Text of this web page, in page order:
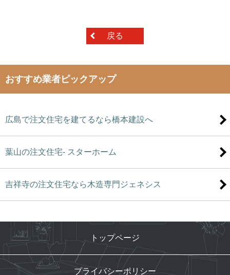
戻る
おすすめ業者ピックアップ
広島で注文住宅を建てるなら橋本建設へ
葉山の注文住宅- スターホーム
吉祥寺の注文住宅なら木造専門ジェネシス
トップページ
プライバシーポリシー